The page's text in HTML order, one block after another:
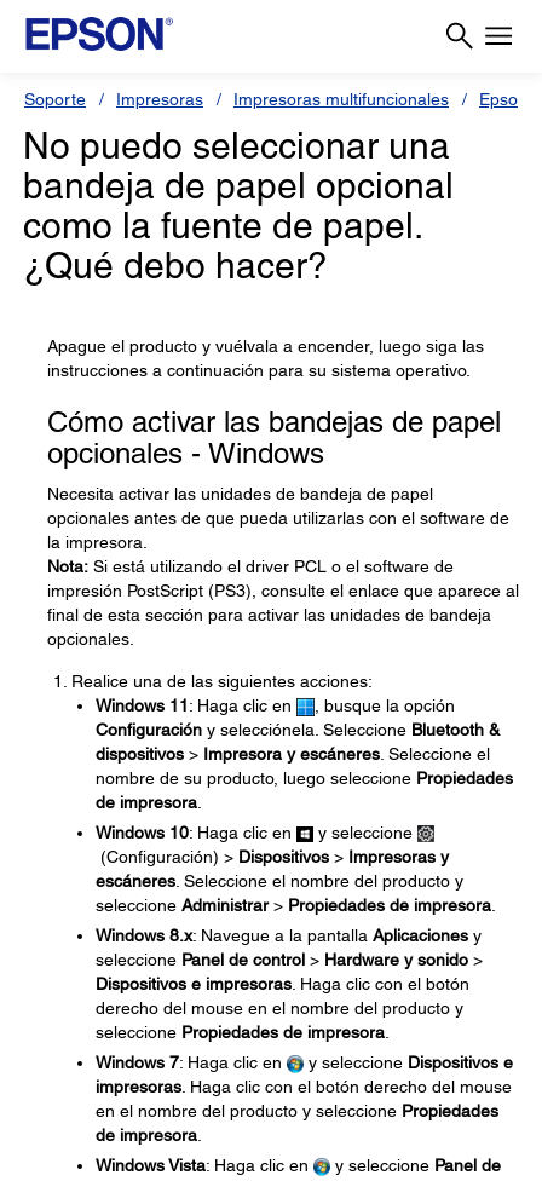
Soporte Impresoras Impresoras multifuncionales Epson
No puedo seleccionar una
bandeja de papel opcional
como la fuente de papel.
¿Qué debo hacer?
Apague el producto y vuélvala a encender, luego siga las
instrucciones a continuación para su sistema operativo.
Cómo activar las bandejas de papel
opcionales - Windows
Necesita activar las unidades de bandeja de papel
opcionales antes de que pueda utilizarlas con el software de
la impresora.
Nota: Si está utilizando el driver PCL o el software de
impresión PostScript (PS3), consulte el enlace que aparece al
final de esta sección para activar las unidades de bandeja
opcionales.
Realice una de las siguientes acciones:
Windows 11: Haga clic en
, busque la opción
Configuración y selecciónela. Seleccione Bluetooth &
dispositivos > Impresora y escáneres . Seleccione el
nombre de su producto, luego seleccione Propiedades
de impresora
Windows 10: Haga clic en
y seleccione
(Configuración) > Dispositivos > Impresoras y
escáneres . Seleccione el nombre del producto y
seleccione Administrar> Propiedades de impresora
Windows 8.x: Navegue a la pantalla Aplicaciones y
seleccione Panel de control > Hardware y sonido >
Dispositivos e impresoras . Haga clic con el botón
derecho del mouse en el nombre del producto y
seleccione Propiedades de impresora
Windows 7: Haga clic en y seleccione Dispositivos e
impresoras . Haga clic con el botón derecho del mouse
en el nombre del producto y seleccione Propiedades
de impresora
Windows Vista: Haga clic en y seleccione Panel de